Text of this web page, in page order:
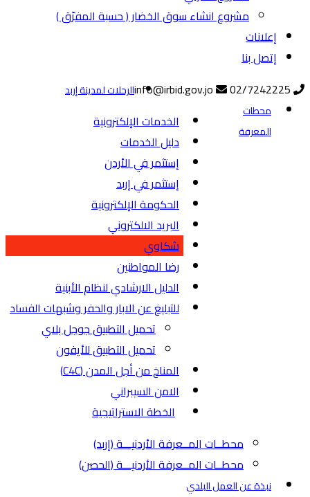
مشروع انشاء سوق الخضار ( حسبة المفرّق )
إعلانات
إتصل بنا
الخدمات الإلكترونية
دليل الخدمات
إستثمر في الأردن
إستثمر في إربد
الحكومة الإلكترونية
البريد الالكتروني
شكاوي
رضا المواطنين
الدليل الارشادي لنظام الأبنية
للتبليغ عن الابار والحفر وشبهات الفساد
تحميل التطبيق جوجل بلاي
تحميل التطبيق للأيفون
المناخ من أجل المدن (C4C)
الامن السيبراني
الخطة الاستراتيجية
الرحلات لمدينة إربد
محطات
المعرفة
محطــات المــعرفة الأردنيـــة (إربد)
محطــات المــعرفة الأردنيـــة (الحصن)
نبذة عن العمل البلدي